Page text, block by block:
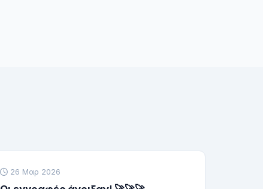
26 Μαρ 2026